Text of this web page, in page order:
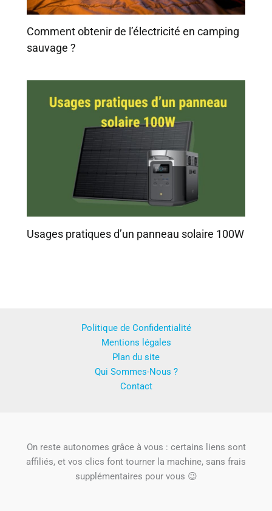
Comment obtenir de l’électricité en camping
sauvage ?
Usages pratiques d’un panneau solaire 100W
Politique de Confidentialité
Mentions légales
Plan du site
Qui Sommes-Nous ?
Contact
On reste autonomes grâce à vous : certains liens sont
affiliés, et vos clics font tourner la machine, sans frais
supplémentaires pour vous 😉